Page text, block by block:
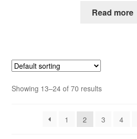
Read more
Showing 13–24 of 70 results
1 2 3 4